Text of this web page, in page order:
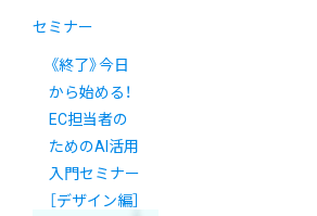
セミナー
《終了》今日
から始める！
EC担当者の
ためのAI活用
入門セミナー
［デザイン編］